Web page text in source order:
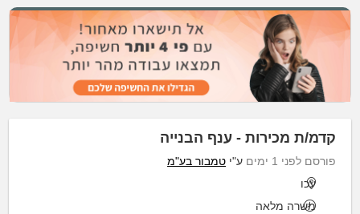
קדמ/ת מכירות - ענף הבנייה
פורסם לפני 1 ימים ע"י טמבור בע"מ
עכו
משרה מלאה